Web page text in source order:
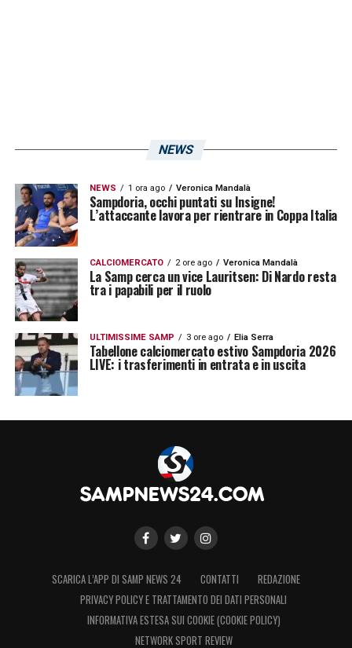
NEWS
NEWS 1 ora ago Veronica Mandalà
Sampdoria, occhi puntati su Insigne!
L’attaccante lavora per rientrare in Coppa Italia
CALCIOMERCATO 2 ore ago Veronica Mandalà
La Samp cerca un vice Lauritsen: Di Nardo resta
tra i papabili per il ruolo
ULTIMISSIME SAMP 3 ore ago Elia Serra
Tabellone calciomercato estivo Sampdoria 2026
LIVE: i trasferimenti in entrata e in uscita
SCARICA L’APP DI SAMP NEWS 24 CONTATTI
REDAZIONE
PRIVACY POLICY E TRATTAMENTO DEI DATI PERSONALI
INFORMATIVA ESTESA SUI COOKIE (COOKIE POLICY)
NETWORK SPORT REVIEW